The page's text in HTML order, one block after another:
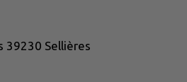
39230 Sellières